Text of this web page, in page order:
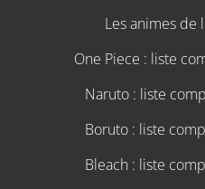
Les animes de
One Piece : liste
Naruto : liste
Boruto : liste
Bleach : liste